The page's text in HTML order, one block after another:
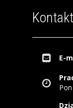
Kontakt
E-